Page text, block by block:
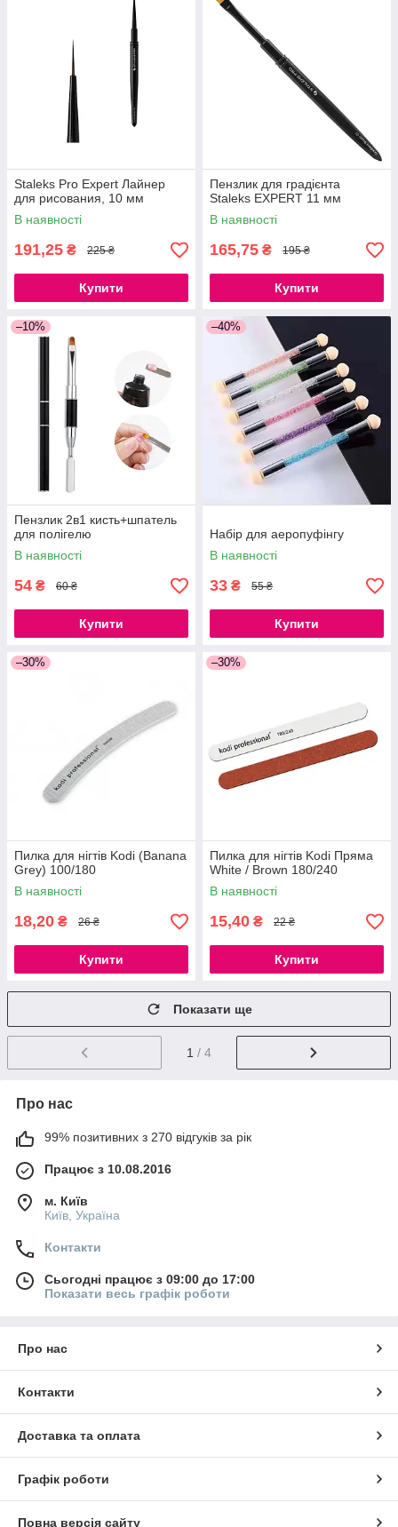
Staleks Pro Expert Лайнер
для рисования, 10 мм
В наявності
191,25 ₴ 225 ₴
Купити
Пензлик для градієнта
Staleks EXPERT 11 мм
В наявності
165,75 ₴ 195 ₴
Купити
–10%
Пензлик 2в1 кисть+шпатель
для полігелю
В наявності
54 ₴ 60 ₴
Купити
–40%
Набір для аеропуфінгу
В наявності
33 ₴ 55 ₴
Купити
–30%
Пилка для нігтів Kodi (Banana
Grey) 100/180
В наявності
18,20 ₴ 26 ₴
Купити
–30%
Пилка для нігтів Kodi Пряма
White / Brown 180/240
В наявності
15,40 ₴ 22 ₴
Купити
Показати ще
1 / 4
Про нас
99% позитивних з 270 відгуків за рік
Працює з 10.08.2016
м. Київ
Київ, Україна
Контакти
Сьогодні працює з 09:00 до 17:00
Показати весь графік роботи
Про нас
Контакти
Доставка та оплата
Графік роботи
Повна версія сайту